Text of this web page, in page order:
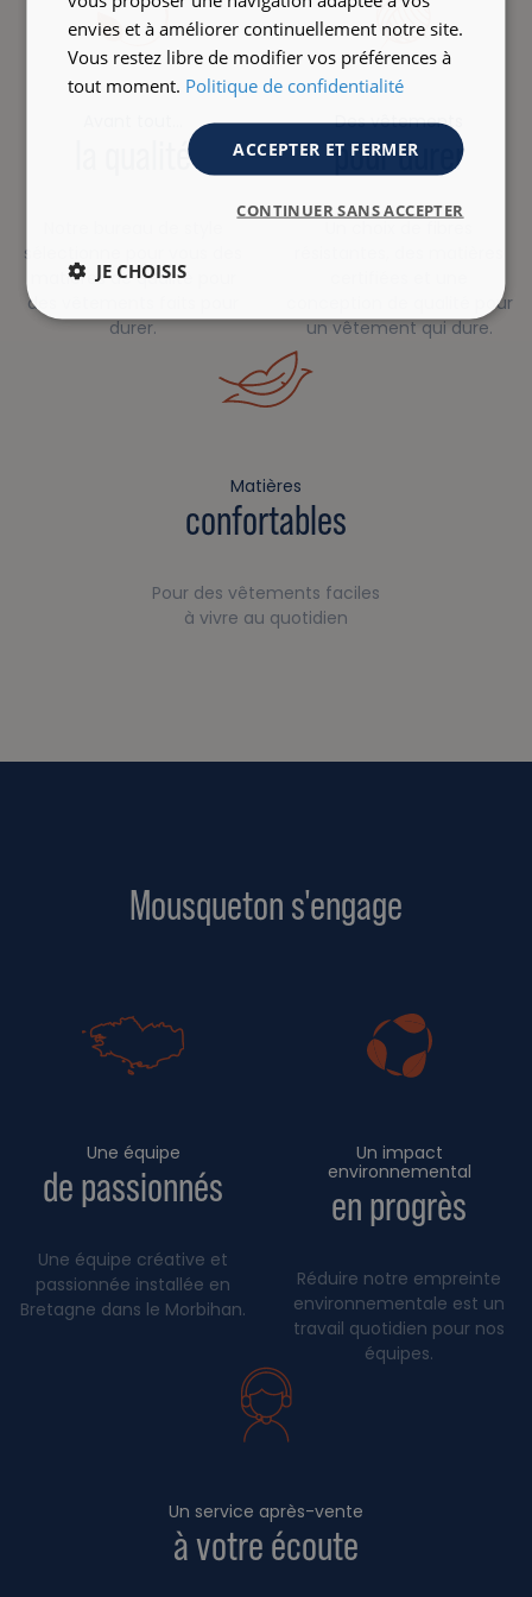
la qualité
sélectionne pour vous des
matières de qualité pour
des vêtements faits pour
durer.
Des vêtements
pour durer
conception de qualité pour
un vêtement qui dure.
Matières
confortables
Pour des vêtements faciles
à vivre au quotidien
Mousqueton s'engage
Une équipe
de passionnés
Une équipe créative et
passionnée installée en
Bretagne dans le Morbihan.
Un impact
environnemental
en progrès
Réduire notre empreinte
environnementale est un
travail quotidien pour nos
équipes.
Un service après-vente
à votre écoute
envies et à améliorer continuellement notre site.
Vous restez libre de modifier vos préférences à
tout moment. Politique de confidentialité
ACCEPTER ET FERMER
CONTINUER SANS ACCEPTER
JE CHOISIS